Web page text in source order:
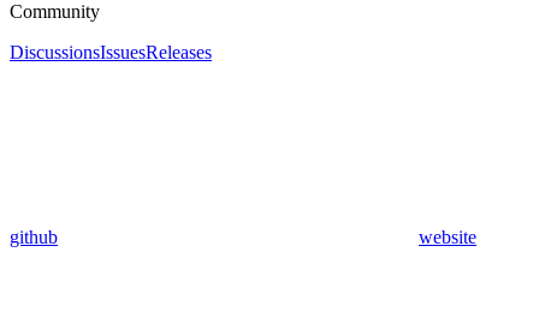
Community
DiscussionsIssuesReleases
github website